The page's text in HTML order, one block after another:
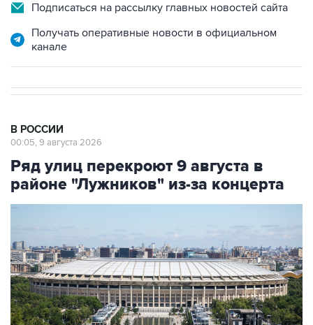
Подписаться на рассылку главных новостей сайта
Получать оперативные новости в официальном
канале
В РОССИИ
00:05, 9 августа 2026
Ряд улиц перекроют 9 августа в
районе "Лужников" из-за концерта